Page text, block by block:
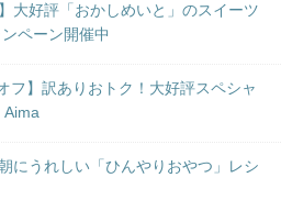
大好評「おかしめいと」のスイーツ
ペーン開催中
フ】訳ありおトク！大好評スペシャ
Aima
にうれしい「ひんやりおやつ」レシ